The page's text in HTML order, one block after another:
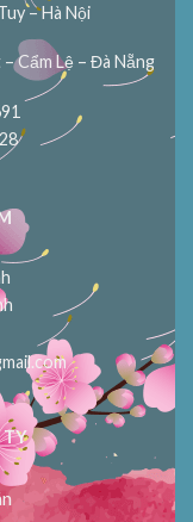
– Hà Nội
Cẩm Lệ – Đà Nẵng
TY